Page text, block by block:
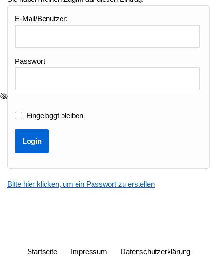
E-Mail/Benutzer:
Passwort:
Eingeloggt bleiben
Bitte hier klicken, um ein Passwort zu erstellen
Startseite Impressum Datenschutzerklärung